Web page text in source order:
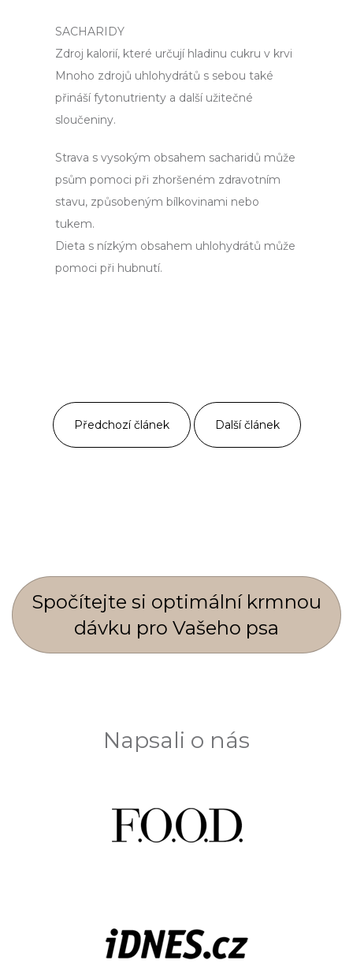
SACHARIDY
Zdroj kalorií, které určují hladinu cukru v krvi
Mnoho zdrojů uhlohydrátů s sebou také
přináší fytonutrienty a další užitečné
sloučeniny.
Strava s vysokým obsahem sacharidů může
psům pomoci při zhoršeném zdravotním
stavu, způsobeným bílkovinami nebo
tukem.
Dieta s nízkým obsahem uhlohydrátů může
pomoci při hubnutí.
Předchozí článek Další článek
Spočí­tejte si optimální krmnou
dávku pro Vašeho psa
Napsali o nás